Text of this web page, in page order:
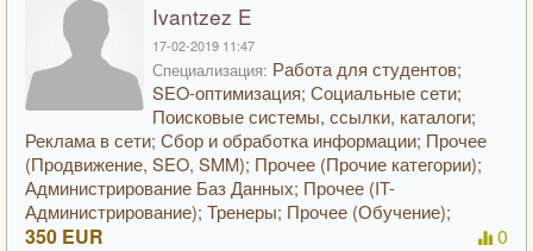
Ivantzez E
17-02-2019 11:47
Специализация: Работа для студентов;
SEO-оптимизация; Социальные сети;
Поисковые системы, ссылки, каталоги;
Реклама в сети; Сбор и обработка информации; Прочее
(Продвижение, SEO, SMM); Прочее (Прочие категории);
Администрирование Баз Данных; Прочее (IT-
Администрирование); Тренеры; Прочее (Обучение);
350 EUR
0